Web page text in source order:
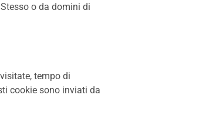
o da domini di
tempo di
cookie sono inviati da